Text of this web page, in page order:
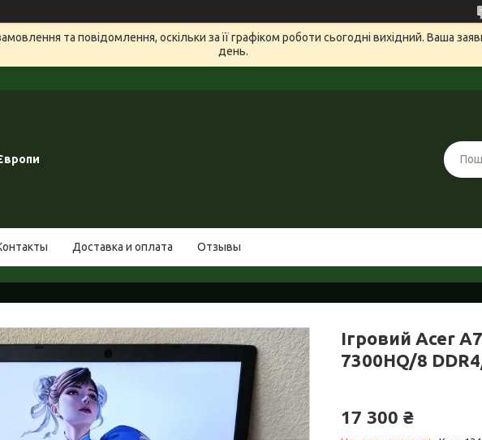
та повідомлення, оскільки за її графіком роботи сьогодні вихідний. Ваша
день.
Доставка и оплата Отзывы
Ігровий Acer
7300HQ/8
17 300 ₴